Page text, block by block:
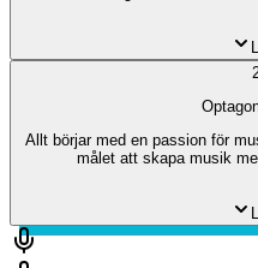
Allt börjar med en passion för
målet att skapa musik